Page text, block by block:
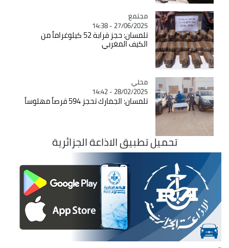
Catégorie
مجتمع
27/06/2025 - 14:38
تلمسان: حجز قرابة 52 كيلوغراماً من
الكيف المغربي
Catégorie
محلي
28/02/2025 - 14:42
تلمسان: الجمارك تحجز 594 قرصاً مهلوساً
تحميل تطبيق الاذاعة الجزائرية